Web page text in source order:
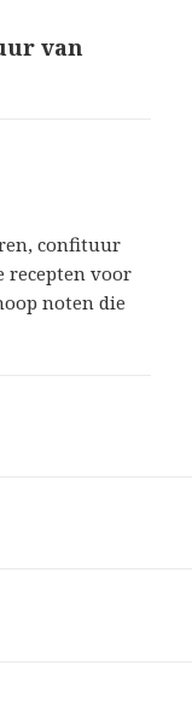
van
confituur
recepten voor
noten die